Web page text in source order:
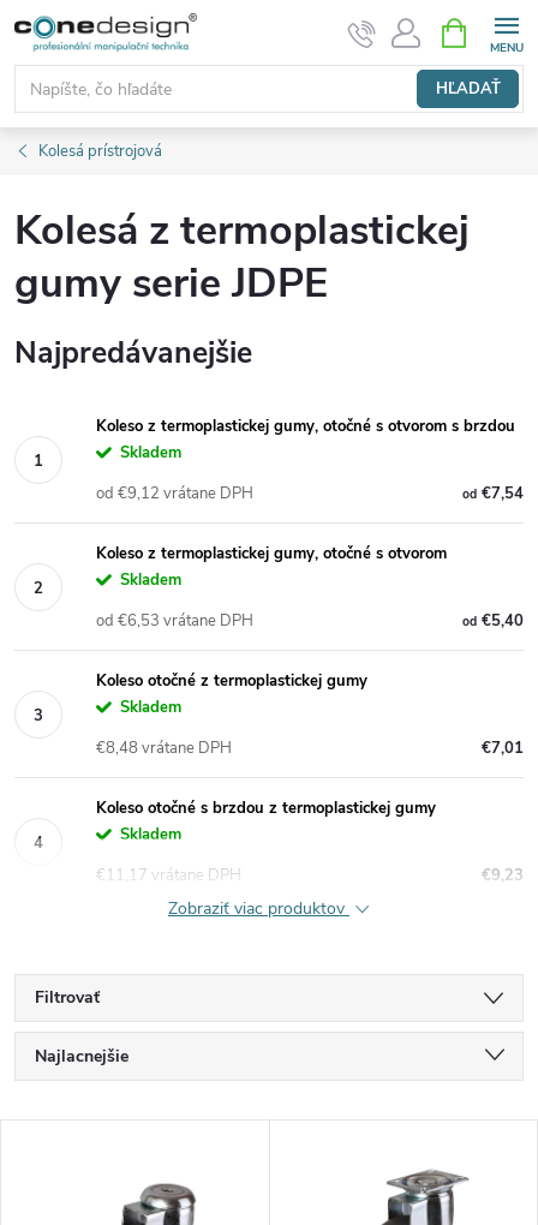
Prejsť
obsah
HĽADAŤ
KOŠÍK
Kolesá prístrojová
Kolesá z termoplastickej
gumy serie JDPE
Najpredávanejšie
Koleso z termoplastickej gumy, otočné s otvorom s brzdou
Skladem
od€7,54
od €9,12 vrátane DPH
Koleso z termoplastickej gumy, otočné s otvorom
Skladem
od€5,40
od €6,53 vrátane DPH
Koleso otočné z termoplastickej gumy
Skladem
€7,01
€8,48 vrátane DPH
Koleso otočné s brzdou z termoplastickej gumy
Skladem
€9,23
€11,17 vrátane DPH
Zobraziť viac produktov
Filtrovať
R
a
Najlacnejšie